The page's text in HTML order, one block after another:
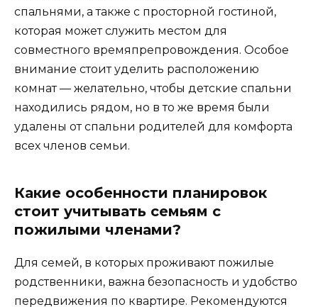
спальнями, а также с просторной гостиной,
которая может служить местом для
совместного времяпрепровождения. Особое
внимание стоит уделить расположению
комнат — желательно, чтобы детские спальни
находились рядом, но в то же время были
удалены от спальни родителей для комфорта
всех членов семьи.
Какие особенности планировок
стоит учитывать семьям с
пожилыми членами?
Для семей, в которых проживают пожилые
родственники, важна безопасность и удобство
передвижения по квартире. Рекомендуются